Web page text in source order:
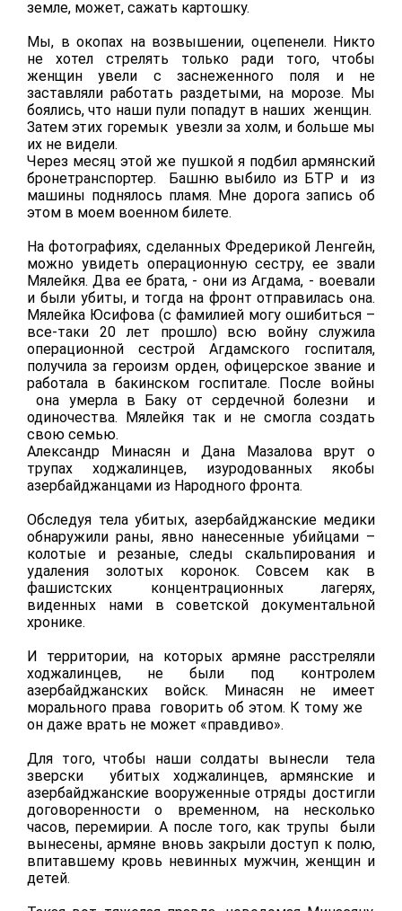
земле, может, сажать картошку.
Мы, в окопах на возвышении, оцепенели. Никто
не хотел стрелять только ради того, чтобы
женщин увели с заснеженного поля и не
заставляли работать раздетыми, на морозе. Мы
боялись, что наши пули попадут в наших женщин.
Затем этих горемык увезли за холм, и больше мы
их не видели.
Через месяц этой же пушкой я подбил армянский
бронетранспортер. Башню выбило из БТР и из
машины поднялось пламя. Мне дорога запись об
этом в моем военном билете.
На фотографиях, сделанных Фредерикой Ленгейн,
можно увидеть операционную сестру, ее звали
Мялейкя. Два ее брата, - они из Агдама, - воевали
и были убиты, и тогда на фронт отправилась она.
Мялейка Юсифова (с фамилией могу ошибиться –
все-таки 20 лет прошло) всю войну служила
операционной сестрой Агдамского госпиталя,
получила за героизм орден, офицерское звание и
работала в бакинском госпитале. После войны
она умерла в Баку от сердечной болезни и
одиночества. Мялейкя так и не смогла создать
свою семью.
Александр Минасян и Дана Мазалова врут о
трупах ходжалинцев, изуродованных якобы
азербайджанцами из Народного фронта.
Обследуя тела убитых, азербайджанские медики
обнаружили раны, явно нанесенные убийцами –
колотые и резаные, следы скальпирования и
удаления золотых коронок. Совсем как в
фашистских концентрационных лагерях,
виденных нами в советской документальной
хронике.
И территории, на которых армяне расстреляли
ходжалинцев, не были под контролем
азербайджанских войск. Минасян не имеет
морального права говорить об этом. К тому же
он даже врать не может «правдиво».
Для того, чтобы наши солдаты вынесли тела
зверски убитых ходжалинцев, армянские и
азербайджанские вооруженные отряды достигли
договоренности о временном, на несколько
часов, перемирии. А после того, как трупы были
вынесены, армяне вновь закрыли доступ к полю,
впитавшему кровь невинных мужчин, женщин и
детей.